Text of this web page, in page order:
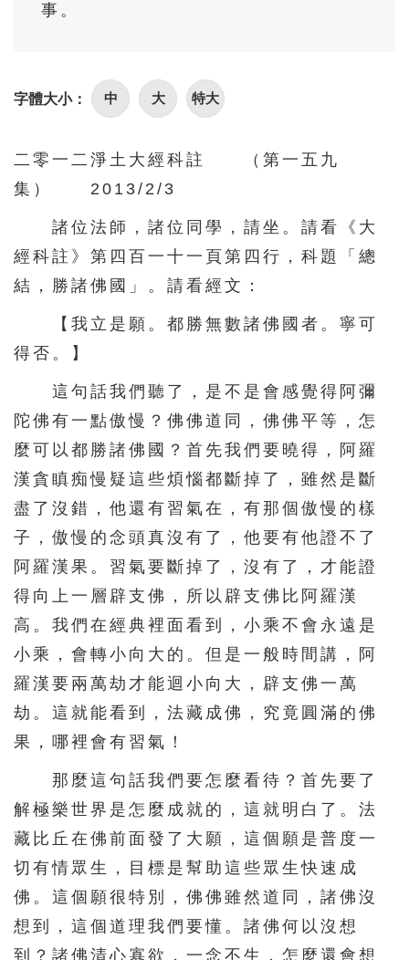
106 107 108
117 118 119
131 132 133
141
151 152 153 154 155
156 157 158 159 160
161 162 163 164 165
166 167 168 169 170
176 177 178 179 180
181 182 183 184 185
186 187 188 189 190
191 192 193 194 195
211 212 213 214 215
216 217 218 219 220
221 222 223 224 225
226 227 228 229 230
事。
字體大小： 中 大 特大
二零一二淨土大經科註 （第一五九
集） 2013/2/3
諸位法師，諸位同學，請坐。請看《大
經科註》第四百一十一頁第四行，科題「總
結，勝諸佛國」。請看經文：
【我立是願。都勝無數諸佛國者。寧可
得否。】
這句話我們聽了，是不是會感覺得阿彌
陀佛有一點傲慢？佛佛道同，佛佛平等，怎
麼可以都勝諸佛國？首先我們要曉得，阿羅
漢貪瞋痴慢疑這些煩惱都斷掉了，雖然是斷
盡了沒錯，他還有習氣在，有那個傲慢的樣
子，傲慢的念頭真沒有了，他要有他證不了
阿羅漢果。習氣要斷掉了，沒有了，才能證
得向上一層辟支佛，所以辟支佛比阿羅漢
高。我們在經典裡面看到，小乘不會永遠是
小乘，會轉小向大的。但是一般時間講，阿
羅漢要兩萬劫才能迴小向大，辟支佛一萬
劫。這就能看到，法藏成佛，究竟圓滿的佛
果，哪裡會有習氣！
那麼這句話我們要怎麼看待？首先要了
解極樂世界是怎麼成就的，這就明白了。法
藏比丘在佛前面發了大願，這個願是普度一
切有情眾生，目標是幫助這些眾生快速成
佛。這個願很特別，佛佛雖然道同，諸佛沒
想到，這個道理我們要懂。諸佛何以沒想
到？諸佛清心寡欲，一念不生，怎麼還會想